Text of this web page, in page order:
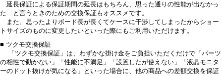
延長保証による保証期間の延長はもちろん、思った通りの性能が出なかっ
た…と言うときのための交換保証もオススメです。
また、思ったよりボード長が長くてケースに干渉してしまったからショー
トサイズのものに変更したいといった際にもご利用いただけます。
■ ツクモ交換保証
「ツクモ交換保証」は、わずかな掛け金をご負担いただくだけで「パーツ
の相性で動かない」「性能に不満足」「設置したが使えない」「液晶モニタ
ーのドット抜けが気になる」といった場合に、他の商品への差額交換を保証